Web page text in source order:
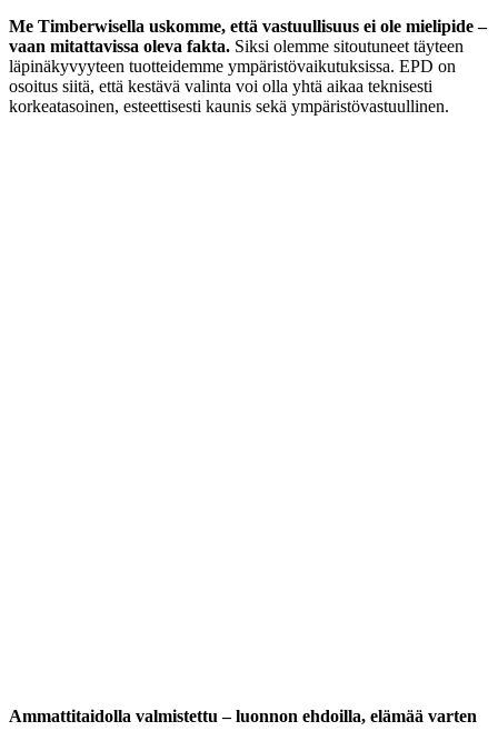
Me Timberwisella uskomme, että vastuullisuus ei ole mielipide –
vaan mitattavissa oleva fakta. Siksi olemme sitoutuneet täyteen
läpinäkyvyyteen tuotteidemme ympäristövaikutuksissa. EPD on
osoitus siitä, että kestävä valinta voi olla yhtä aikaa teknisesti
korkeatasoinen, esteettisesti kaunis sekä ympäristövastuullinen.
Ammattitaidolla valmistettu – luonnon ehdoilla, elämää varten